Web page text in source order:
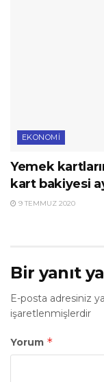
EKONOMI
Yemek
kart bakiyesi
9 TEMMUZ 2020
Bir yanıt
E-posta adresiniz
işaretlenmişlerdir
Yorum *